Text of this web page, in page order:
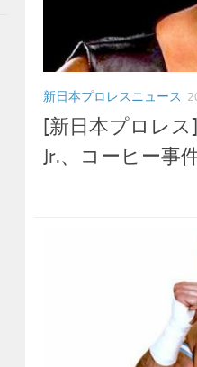
新日本プロレスニュース
[新日本プロレ
Jr.、コーヒー事